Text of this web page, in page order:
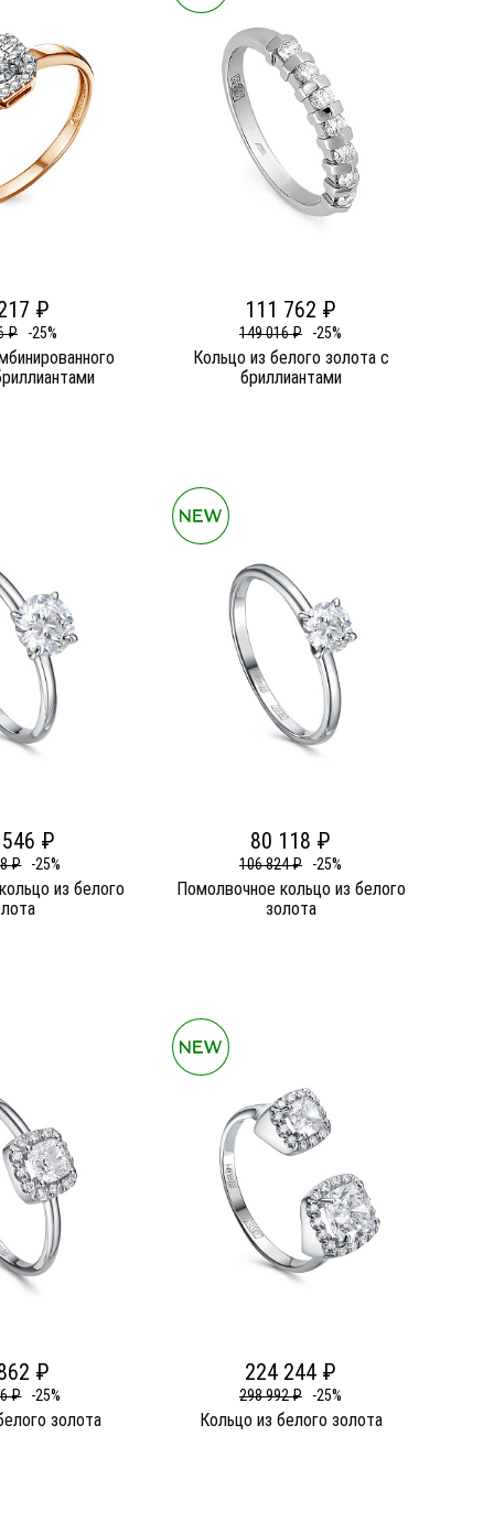
₽
₽ -25%
111 762 ₽
149 016 ₽ -25%
Кольцо из белого золота c
бриллиантами
₽
₽ -25%
из белого
80 118 ₽
106 824 ₽ -25%
Помолвочное кольцо из белого
золота
₽
₽ -25%
золота
224 244 ₽
298 992 ₽ -25%
Кольцо из белого золота